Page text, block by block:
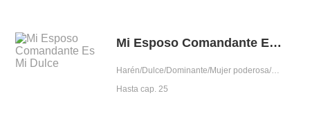
Mi Esposo Comandante Es Mi Dulce
Harén/Dulce/Dominante/Mujer poderosa/Capitán
Hasta cap. 25